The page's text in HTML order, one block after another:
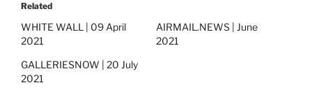
Related
WHITE WALL | 09 April
2021
AIRMAIL.NEWS | June
2021
GALLERIESNOW | 20 July
2021